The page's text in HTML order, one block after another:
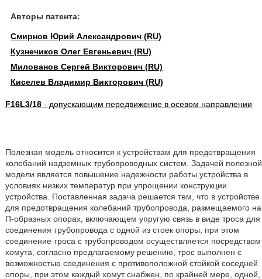
Авторы патента:
Смирнов Юрий Александрович (RU)
Кузнечиков Олег Евгеньевич (RU)
Милованов Сергей Викторович (RU)
Киселев Владимир Викторович (RU)
F16L3/18- допускающим передвижение в осевом направлении
Полезная модель относится к устройствам для предотвращения
колебаний надземных трубопроводных систем. Задачей полезной
модели является повышение надежности работы устройства в
условиях низких температур при упрощении конструкции
устройства. Поставленная задача решается тем, что в устройстве
для предотвращения колебаний трубопровода, размещаемого на
П-образных опорах, включающем упругую связь в виде троса для
соединения трубопровода с одной из стоек опоры, при этом
соединение троса с трубопроводом осуществляется посредством
хомута, согласно предлагаемому решению, трос выполнен с
возможностью соединения с противоположной стойкой соседней
опоры, при этом каждый хомут снабжен, по крайней мере, одной,